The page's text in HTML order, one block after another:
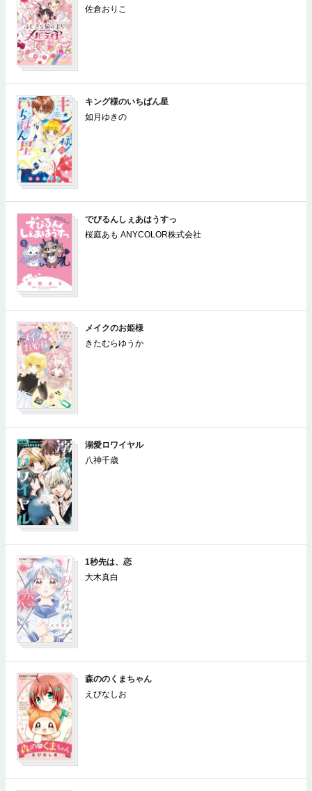
佐倉おりこ
キング様のいちばん星
如月ゆきの
でびるんしぇあはうすっ
桜庭あも ANYCOLOR株式会社
メイクのお姫様
きたむらゆうか
溺愛ロワイヤル
八神千歳
1秒先は、恋
大木真白
森ののくまちゃん
えびなしお